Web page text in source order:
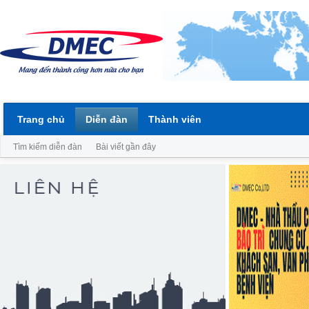
Trang chủ Diễn đàn
Tìm kiếm diễn đàn Bài viết gần đây
Thành viên